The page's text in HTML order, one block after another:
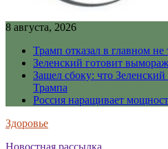
8 августа, 2026
Трамп отказал в главном не
Зеленский готовит
Зашел сбоку: что
Трампа
Россия наращивает
Здоровье
Новостная рассылка